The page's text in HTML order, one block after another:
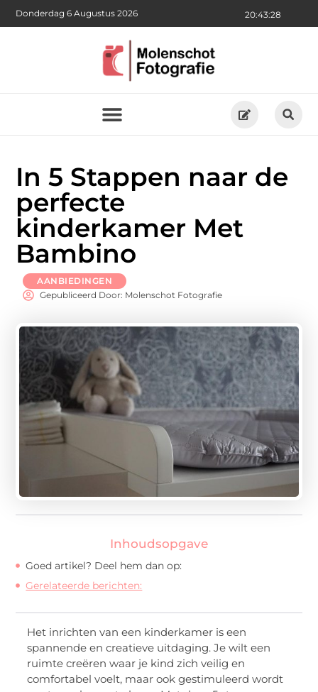
20:43:29
Donderdag 6 Augustus 2026
In 5 Stappen naar de
perfecte
kinderkamer Met
Bambino
AANBIEDINGEN
Gepubliceerd Door: Molenschot Fotografie
Inhoudsopgave
Goed artikel? Deel hem dan op:
Gerelateerde berichten:
Het inrichten van een kinderkamer is een
spannende en creatieve uitdaging. Je wilt een
ruimte creëren waar je kind zich veilig en
comfortabel voelt, maar ook gestimuleerd wordt